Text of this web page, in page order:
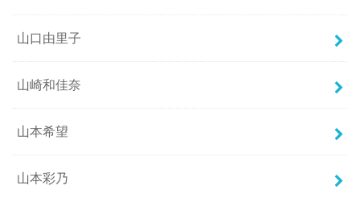
山口由里子
山崎和佳奈
山本希望
山本彩乃